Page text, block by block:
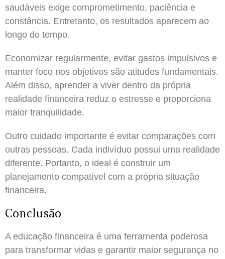
saudáveis exige comprometimento, paciência e
constância. Entretanto, os resultados aparecem ao
longo do tempo.
Economizar regularmente, evitar gastos impulsivos e
manter foco nos objetivos são atitudes fundamentais.
Além disso, aprender a viver dentro da própria
realidade financeira reduz o estresse e proporciona
maior tranquilidade.
Outro cuidado importante é evitar comparações com
outras pessoas. Cada indivíduo possui uma realidade
diferente. Portanto, o ideal é construir um
planejamento compatível com a própria situação
financeira.
Conclusão
A educação financeira é uma ferramenta poderosa
para transformar vidas e garantir maior segurança no